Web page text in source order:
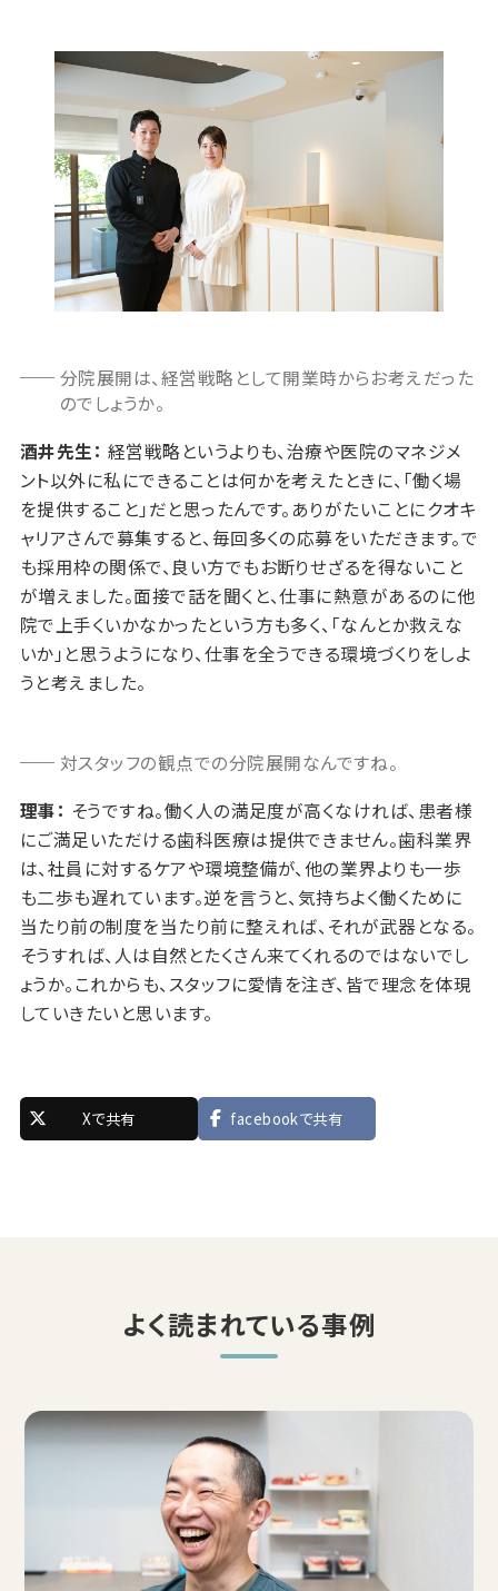
分院展開は、経営戦略として開業時からお考えだった
のでしょうか。
酒井先生： 経営戦略というよりも、治療や医院のマネジメ
ント以外に私にできることは何かを考えたときに、「働く場
を提供すること」だと思ったんです。ありがたいことにクオキ
ャリアさんで募集すると、毎回多くの応募をいただきます。で
も採用枠の関係で、良い方でもお断りせざるを得ないこと
が増えました。面接で話を聞くと、仕事に熱意があるのに他
院で上手くいかなかったという方も多く、「なんとか救えな
いか」と思うようになり、仕事を全うできる環境づくりをしよ
うと考えました。
対スタッフの観点での分院展開なんですね。
理事： そうですね。働く人の満足度が高くなければ、患者様
にご満足いただける歯科医療は提供できません。歯科業界
は、社員に対するケアや環境整備が、他の業界よりも一歩
も二歩も遅れています。逆を言うと、気持ちよく働くために
当たり前の制度を当たり前に整えれば、それが武器となる。
そうすれば、人は自然とたくさん来てくれるのではないでし
ょうか。これからも、スタッフに愛情を注ぎ、皆で理念を体現
していきたいと思います。
Xで共有 facebookで共有
よく読まれている事例